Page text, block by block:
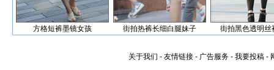
方格短裤墨镜女孩 街拍热裤长细白腿妹子 街拍黑色透明丝
关于我们 - 友情链接 - 广告服务 - 我要投稿 -